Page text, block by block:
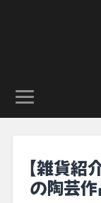
【雑貨紹
の陶芸